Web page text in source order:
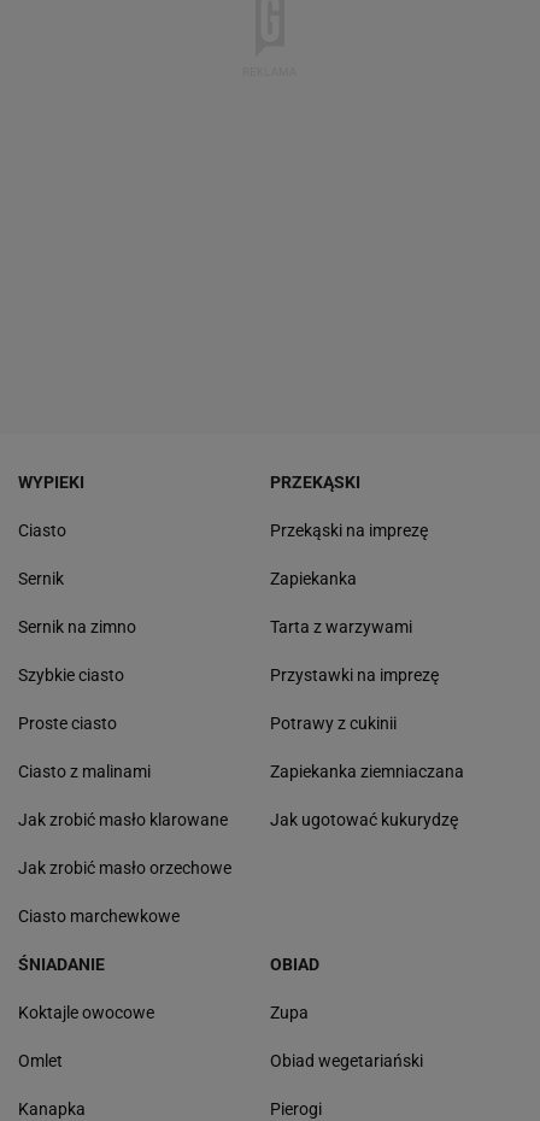
WYPIEKI
Ciasto
Sernik
Sernik na zimno
Szybkie ciasto
Proste ciasto
Ciasto z malinami
Jak zrobić masło klarowane
Jak zrobić masło orzechowe
Ciasto marchewkowe
PRZEKĄSKI
Przekąski na imprezę
Zapiekanka
Tarta z warzywami
Przystawki na imprezę
Potrawy z cukinii
Zapiekanka ziemniaczana
Jak ugotować kukurydzę
ŚNIADANIE
Koktajle owocowe
Omlet
Kanapka
OBIAD
Zupa
Obiad wegetariański
Pierogi